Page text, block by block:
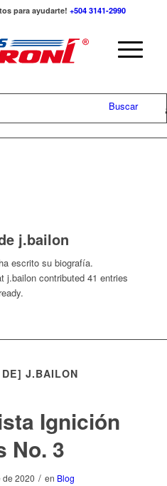
para ayudarte!+504 3141-2990
Buscar
j.bailon
escrito su biografía.
j.bailoncontributed 41 entries
DE] J.BAILON
Ignición
No. 3
de 2020 / en Blog